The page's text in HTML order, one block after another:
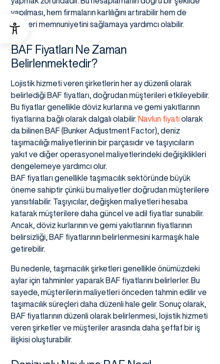
yapılması, hem firmaların karlılığını artırabilir hem de
müşteri memnuniyetini sağlamaya yardımcı olabilir.
BAF Fiyatları Ne Zaman
Belirlenmektedir?
Lojistik hizmeti veren şirketlerin her ay düzenli olarak
belirlediği BAF fiyatları, doğrudan müşterileri etkileyebilir.
Bu fiyatlar genellikle döviz kurlarına ve gemi yakıtlarının
fiyatlarına bağlı olarak dalgalı olabilir. Navlun fiyatı olarak
da bilinen BAF (Bunker Adjustment Factor), deniz
taşımacılığı maliyetlerinin bir parçasıdır ve taşıyıcıların
yakıt ve diğer operasyonel maliyetlerindeki değişiklikleri
dengelemeye yardımcı olur.
BAF fiyatları genellikle taşımacılık sektöründe büyük
öneme sahiptir çünkü bu maliyetler doğrudan müşterilere
yansıtılabilir. Taşıyıcılar, değişken maliyetleri hesaba
katarak müşterilere daha güncel ve adil fiyatlar sunabilir.
Ancak, döviz kurlarının ve gemi yakıtlarının fiyatlarının
belirsizliği, BAF fiyatlarının belirlenmesini karmaşık hale
getirebilir.
Bu nedenle, taşımacılık şirketleri genellikle önümüzdeki
aylar için tahminler yaparak BAF fiyatlarını belirlerler. Bu
sayede, müşterilerin maliyetleri önceden tahmin edilir ve
taşımacılık süreçleri daha düzenli hale gelir. Sonuç olarak,
BAF fiyatlarının düzenli olarak belirlenmesi, lojistik hizmeti
veren şirketler ve müşteriler arasında daha şeffaf bir iş
ilişkisi oluşturabilir.